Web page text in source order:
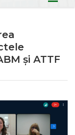
și ATTF